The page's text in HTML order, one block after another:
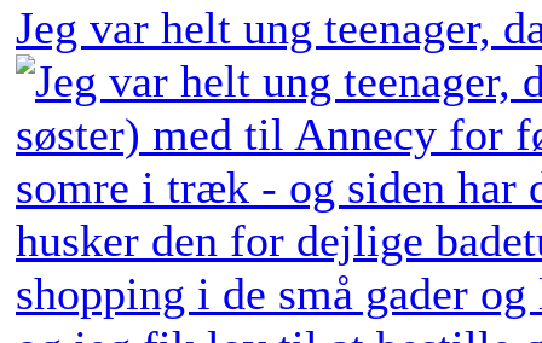
Jeg var helt ung teenager,